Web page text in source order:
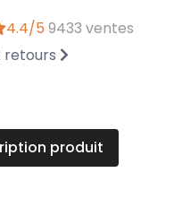
4.4/5 9433 ventes
retours
produit